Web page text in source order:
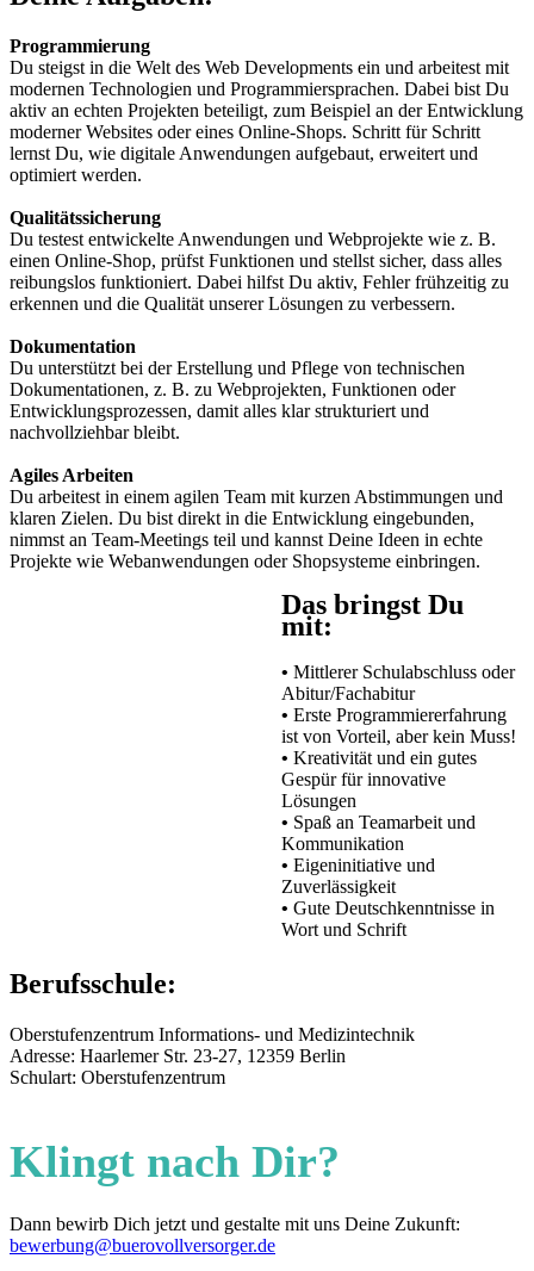
Programmierung
Du steigst in die Welt des Web Developments ein und arbeitest mit
modernen Technologien und Programmiersprachen. Dabei bist Du
aktiv an echten Projekten beteiligt, zum Beispiel an der Entwicklung
moderner Websites oder eines Online-Shops. Schritt für Schritt
lernst Du, wie digitale Anwendungen aufgebaut, erweitert und
optimiert werden.
Qualitätssicherung
Du testest entwickelte Anwendungen und Webprojekte wie z. B.
einen Online-Shop, prüfst Funktionen und stellst sicher, dass alles
reibungslos funktioniert. Dabei hilfst Du aktiv, Fehler frühzeitig zu
erkennen und die Qualität unserer Lösungen zu verbessern.
Dokumentation
Du unterstützt bei der Erstellung und Pflege von technischen
Dokumentationen, z. B. zu Webprojekten, Funktionen oder
Entwicklungsprozessen, damit alles klar strukturiert und
nachvollziehbar bleibt.
Agiles Arbeiten
Du arbeitest in einem agilen Team mit kurzen Abstimmungen und
klaren Zielen. Du bist direkt in die Entwicklung eingebunden,
nimmst an Team-Meetings teil und kannst Deine Ideen in echte
Projekte wie Webanwendungen oder Shopsysteme einbringen.
Das bringst Du
mit:
• Mittlerer Schulabschluss oder
Abitur/Fachabitur
• Erste Programmiererfahrung
ist von Vorteil, aber kein Muss!
• Kreativität und ein gutes
Gespür für innovative
Lösungen
• Spaß an Teamarbeit und
Kommunikation
• Eigeninitiative und
Zuverlässigkeit
• Gute Deutschkenntnisse in
Wort und Schrift
Berufsschule:
Oberstufenzentrum Informations- und Medizintechnik
Adresse: Haarlemer Str. 23-27, 12359 Berlin
Schulart: Oberstufenzentrum
Klingt nach Dir?
Dann bewirb Dich jetzt und gestalte mit uns Deine Zukunft:
bewerbung@buerovollversorger.de